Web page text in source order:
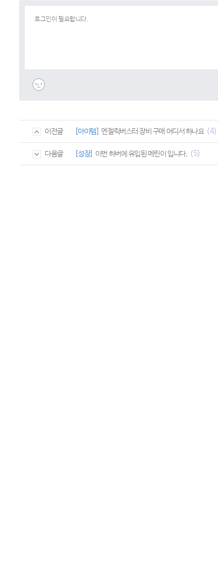
이전글 [아이템] 엔젤릭버스터 장비 구매 어디서 하나요 (4)
다음글 [성장] 이번 하버에 유입된 메린이 입니다. (5)